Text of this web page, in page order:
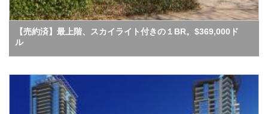
【売約済】最上階、スカイライト付きの１BR。$369,000ド
ル